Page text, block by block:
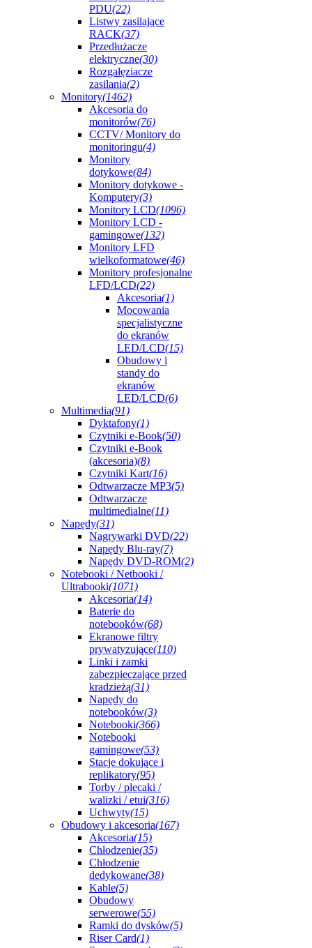
PDU(22)
Listwy zasilające
RACK(37)
Przedłużacze
elektryczne(30)
Rozgałęziacze
zasilania(2)
Monitory(1462)
Akcesoria do
monitorów(76)
CCTV/ Monitory do
monitoringu(4)
Monitory
dotykowe(84)
Monitory dotykowe -
Komputery(3)
Monitory LCD(1096)
Monitory LCD -
gamingowe(132)
Monitory LFD
wielkoformatowe(46)
Monitory profesjonalne
LFD/LCD(22)
Akcesoria(1)
Mocowania
specjalistyczne
do ekranów
LED/LCD(15)
Obudowy i
standy do
ekranów
LED/LCD(6)
Multimedia(91)
Dyktafony(1)
Czytniki e-Book(50)
Czytniki e-Book
(akcesoria)(8)
Czytniki Kart(16)
Odtwarzacze MP3(5)
Odtwarzacze
multimedialne(11)
Napędy(31)
Nagrywarki DVD(22)
Napędy Blu-ray(7)
Napędy DVD-ROM(2)
Notebooki / Netbooki /
Ultrabooki(1071)
Akcesoria(14)
Baterie do
notebooków(68)
Ekranowe filtry
prywatyzujące(110)
Linki i zamki
zabezpieczające przed
kradzieżą(31)
Napędy do
notebooków(3)
Notebooki(366)
Notebooki
gamingowe(53)
Stacje dokujące i
replikatory(95)
Torby / plecaki /
walizki / etui(316)
Uchwyty(15)
Obudowy i akcesoria(167)
Akcesoria(15)
Chłodzenie(35)
Chłodzenie
dedykowane(38)
Kable(5)
Obudowy
serwerowe(55)
Ramki do dysków(5)
Riser Card(1)